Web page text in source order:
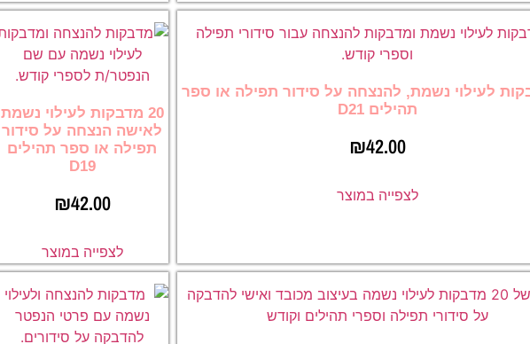
לעילוי נשמת, להנצחה על סידור תפילה או ספר
תהילים D21
₪42.00
לצפייה במוצר
20 מדבקות לעילוי נשמת
לאישה הנצחה על סידור
תפילה או ספר תהילים
D19
₪42.00
לצפייה במוצר